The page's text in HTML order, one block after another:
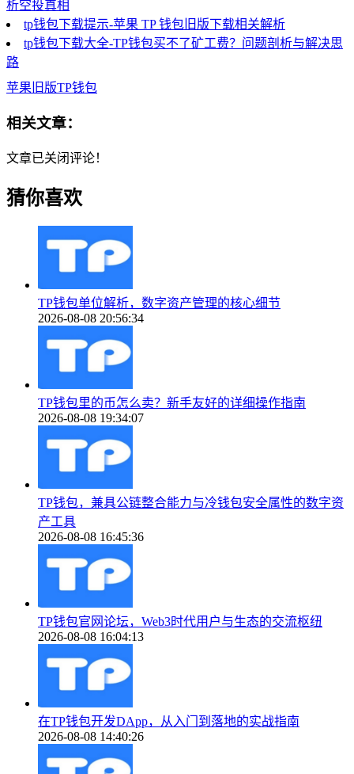
析空投真相
tp钱包下载提示-苹果 TP 钱包旧版下载相关解析
tp钱包下载大全-TP钱包买不了矿工费？问题剖析与解决思
路
苹果旧版TP钱包
相关文章：
文章已关闭评论！
猜你喜欢
TP钱包单位解析，数字资产管理的核心细节
2026-08-08 20:56:34
TP钱包里的币怎么卖？新手友好的详细操作指南
2026-08-08 19:34:07
TP钱包，兼具公链整合能力与冷钱包安全属性的数字资
产工具
2026-08-08 16:45:36
TP钱包官网论坛，Web3时代用户与生态的交流枢纽
2026-08-08 16:04:13
在TP钱包开发DApp，从入门到落地的实战指南
2026-08-08 14:40:26